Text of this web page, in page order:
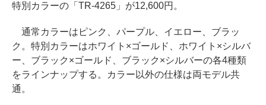
特別カラーの「TR-4265」が12,600円。
通常カラーはピンク、パープル、イエロー、ブラッ
ク。特別カラーはホワイト×ゴールド、ホワイト×シルバ
ー、ブラック×ゴールド、ブラック×シルバーの各4種類
をラインナップする。カラー以外の仕様は両モデル共
通。